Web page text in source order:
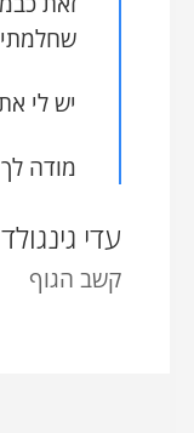
יש לי
מודה
עדי גינגולד
קשב הגוף